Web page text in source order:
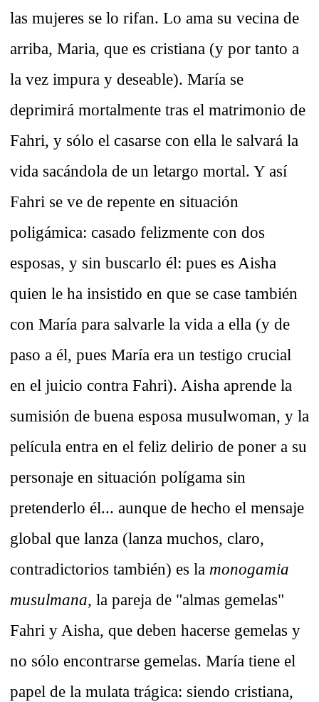
las mujeres se lo rifan. Lo ama su vecina de
arriba, Maria, que es cristiana (y por tanto a
la vez impura y deseable). María se
deprimirá mortalmente tras el matrimonio de
Fahri, y sólo el casarse con ella le salvará la
vida sacándola de un letargo mortal. Y así
Fahri se ve de repente en situación
poligámica: casado felizmente con dos
esposas, y sin buscarlo él: pues es Aisha
quien le ha insistido en que se case también
con María para salvarle la vida a ella (y de
paso a él, pues María era un testigo crucial
en el juicio contra Fahri). Aisha aprende la
sumisión de buena esposa musulwoman, y la
película entra en el feliz delirio de poner a su
personaje en situación polígama sin
pretenderlo él... aunque de hecho el mensaje
global que lanza (lanza muchos, claro,
contradictorios también) es la monogamia
musulmana, la pareja de "almas gemelas"
Fahri y Aisha, que deben hacerse gemelas y
no sólo encontrarse gemelas. María tiene el
papel de la mulata trágica: siendo cristiana,